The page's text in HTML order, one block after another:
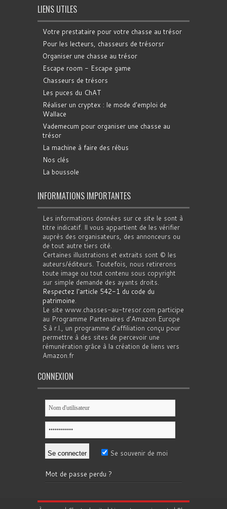
LIENS UTILES
Votre prestataire pour votre chasse au trésor
Pour les lecteurs, chasseurs de trésorsr
Organiser une chasse au trésor
Escape room - Escape game
Chasseurs de trésors
Les puces du ChAT
Réaliser un cryptex : le mode d'emploi de
Wallace
Vademecum pour organiser une chasse au
trésor
La machine à faire des rébus
Nos clés
La boussole
INFORMATIONS IMPORTANTES
Les informations données sur ce site le sont à
titre indicatif. Il vous appartient de les vérifier
auprès des organisateurs, des annonceurs ou
de tout autre tiers cité.
Certaines illustrations et extraits sont © les
auteurs/éditeurs. Toutefois, nous retirerons
toute image ou tout contenu sous copyright
sur simple demande des ayants droits.
Respectez l'article 542-1 du code du
patrimoine.
Le site www.chasses-au-tresor.com participe
au Programme Partenaires d’Amazon Europe
S.à r.l., un programme d’affiliation conçu pour
permettre à des sites de percevoir une
rémunération grâce à la création de liens vers
Amazon.fr
CONNEXION
Se souvenir de moi
Mot de passe perdu ?